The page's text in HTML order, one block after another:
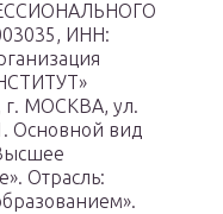
ИНН:
г. МОСКВА, ул.
Основной вид
Отрасль: